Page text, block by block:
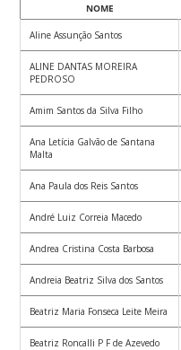
NOME
Aline Assunção Santos
ALINE DANTAS MOREIRA
PEDROSO
Amim Santos da Silva Filho
Ana Letícia Galvão de Santana
Malta
Ana Paula dos Reis Santos
André Luiz Correia Macedo
Andrea Cristina Costa Barbosa
Andreia Beatriz Silva dos Santos
Beatriz Maria Fonseca Leite Meira
Beatriz Roncalli P F de Azevedo